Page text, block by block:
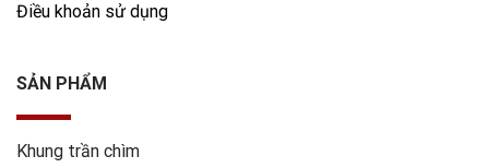
Điều khoản sử dụng
SẢN PHẨM
Khung trần chìm